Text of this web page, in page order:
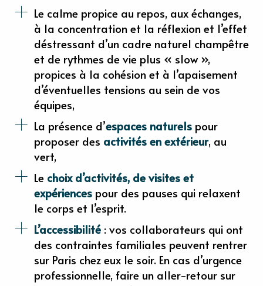
Le calme propice au repos, aux échanges,
à la concentration et la réflexion et l’effet
déstressant d’un cadre naturel champêtre
et de rythmes de vie plus « slow »,
propices à la cohésion et à l’apaisement
d’éventuelles tensions au sein de vos
équipes,
La présence d’espaces naturels pour
proposer des activités en extérieur, au
vert,
Le choix d’activités, de visites et
expériences pour des pauses qui relaxent
le corps et l’esprit.
L’accessibilité : vos collaborateurs qui ont
des contraintes familiales peuvent rentrer
sur Paris chez eux le soir. En cas d’urgence
professionnelle, faire un aller-retour sur